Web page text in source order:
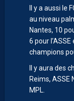
Il y a aussi le
au niveau
Nantes, 10
6 pour
champions
Il y aura des
Reims, ASSE
MPL.